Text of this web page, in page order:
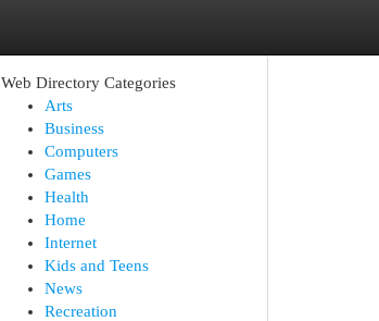
Web Directory Categories
Arts
Business
Computers
Games
Health
Home
Internet
Kids and Teens
News
Recreation